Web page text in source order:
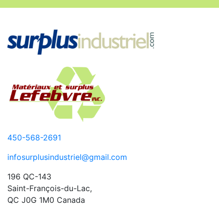
450-568-2691
infosurplusindustriel@gmail.com
196 QC-143
Saint-François-du-Lac,
QC J0G 1M0 Canada